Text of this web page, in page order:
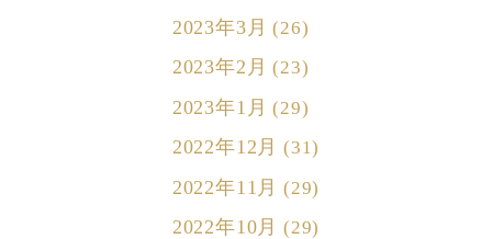
2023年3月 (26)
2023年2月 (23)
2023年1月 (29)
2022年12月 (31)
2022年11月 (29)
2022年10月 (29)